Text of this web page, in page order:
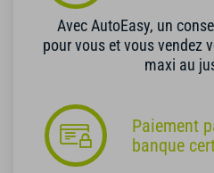
Avec AutoEasy, un
pour vous et vous vendez
maxi au
Paiement
banque